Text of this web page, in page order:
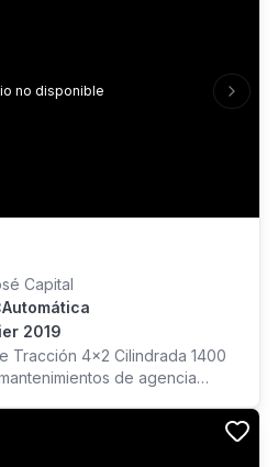
Next
no disponible
Capital
Automática
2019
Tracción 4x2 Cilindrada 1400
de agencia
Llaves originales Placa
por renovación de año No